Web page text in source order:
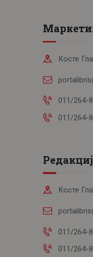
Косте
011/264-
011/264-
Косте
011/264-
011/264-